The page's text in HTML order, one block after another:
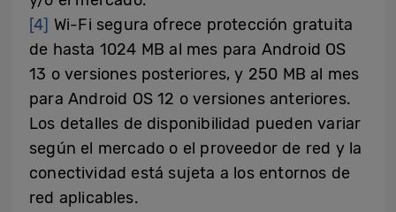
[4] Wi-Fi segura ofrece protección gratuita
de hasta 1024 MB al mes para Android OS
13 o versiones posteriores, y 250 MB al mes
para Android OS 12 o versiones anteriores.
Los detalles de disponibilidad pueden variar
según el mercado o el proveedor de red y la
conectividad está sujeta a los entornos de
red aplicables.